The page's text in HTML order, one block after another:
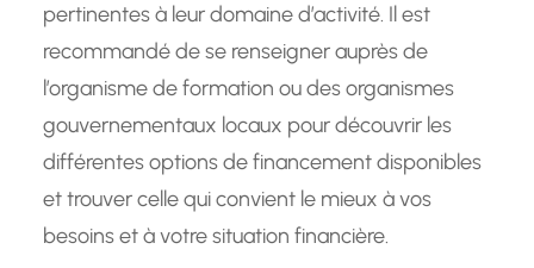
pertinentes à leur domaine d’activité. Il est
recommandé de se renseigner auprès de
l’organisme de formation ou des organismes
gouvernementaux locaux pour découvrir les
différentes options de financement disponibles
et trouver celle qui convient le mieux à vos
besoins et à votre situation financière.